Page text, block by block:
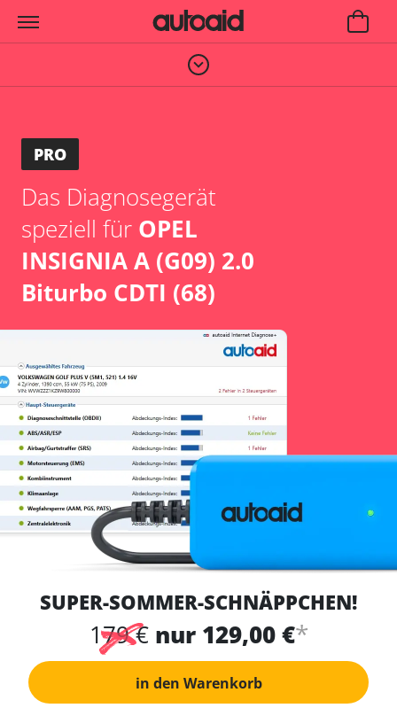
PRO
Das Diagnosegerät
speziell für OPEL
INSIGNIA A (G09) 2.0
Biturbo CDTI (68)
SUPER-SOMMER-SCHNÄPPCHEN!
179 € nur 129,00 €*
in den Warenkorb